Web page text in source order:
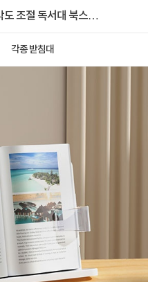
조절 독서대 북스탠
각종 받침대